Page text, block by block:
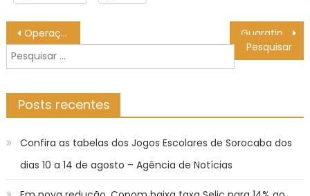
Navegação
de
Post
Operação de fiscalização de trânsito aborda 382 veículos na Zona Norte – Agência de Notícias
Pesquisar
por:
Posts recentes
Confira as tabelas dos Jogos Escolares de Sorocaba dos
dias 10 a 14 de agosto – Agência de Notícias